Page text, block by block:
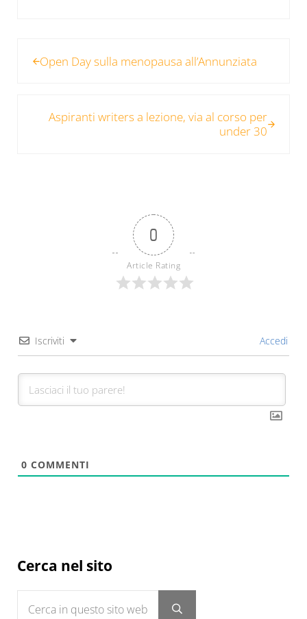
Open Day sulla menopausa all’Annunziata
Aspiranti writers a lezione, via al corso per
under 30
0
Article Rating
Iscriviti Accedi
0 COMMENTI
Sidebar
Cerca nel sito
Submit search